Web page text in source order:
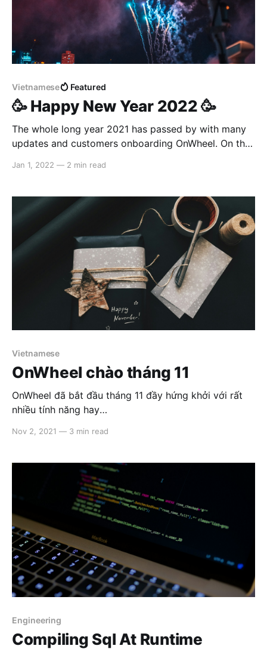
Vietnamese Featured
🥳 Happy New Year 2022 🥳
The whole long year 2021 has passed by with many
updates and customers onboarding OnWheel. On the
share my happiness and appreciation to all of you,
supporting our OnWheel products over the
Jan 1, 2022 — 2 min read
Vietnamese
OnWheel chào tháng 11
OnWheel đã bắt đầu tháng 11 đầy hứng khởi với rất
nhiều tính năng hay
ra mắt để đáp ứng các nhu cầu của quý đối tác cũng
OnWheel thành 1 nền tảng công
Nov 2, 2021 — 3 min read
Engineering
Compiling Sql At Runtime